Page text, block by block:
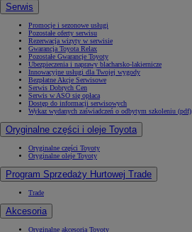
Serwis
Promocje i sezonowe usługi
Pozostałe oferty serwisu
Rezerwacja wizyty w serwisie
Gwarancja Toyota Relax
Pozostałe Gwarancje Toyoty
Ubezpieczenia i naprawy blacharsko-lakiernicze
Innowacyjne usługi dla Twojej wygody
Bezpłatne Akcje Serwisowe
Serwis Dobrych Cen
Serwis w ASO się opłaca
Dostęp do informacji serwisowych
Wykaz wydanych zaświadczeń o odbytym szkoleniu (pdf)
Oryginalne części i oleje Toyota
Oryginalne części Toyoty
Oryginalne oleje Toyoty
Program Sprzedaży Hurtowej Trade
Trade
Akcesoria
Oryginalne akcesoria Toyoty